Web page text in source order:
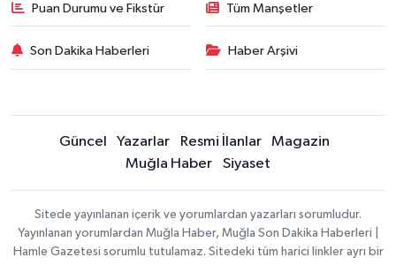
Puan Durumu ve Fikstür Tüm Manşetler
Son Dakika Haberleri Haber Arşivi
Güncel Yazarlar Resmi İlanlar
Magazin
Muğla Haber
Siyaset
Sitede yayınlanan içerik ve yorumlardan yazarları sorumludur.
Yayınlanan yorumlardan Muğla Haber, Muğla Son Dakika Haberleri |
Hamle Gazetesi sorumlu tutulamaz. Sitedeki tüm harici linkler ayrı bir